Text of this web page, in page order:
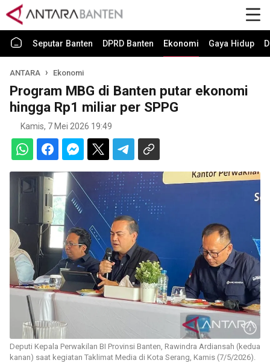
Seputar Banten DPRD Banten Ekonomi Gaya Hidup
ANTARA Ekonomi
Program MBG di Banten putar ekonomi
hingga Rp1 miliar per SPPG
Kamis, 7 Mei 2026 19:49
Deputi Kepala Perwakilan BI Provinsi Banten, Rawindra Ardiansah (kedua
kanan) saat kegiatan Taklimat Media di Kota Serang, Kamis (7/5/2026).